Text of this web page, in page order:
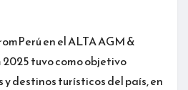
en el ALTA AGM &
tuvo como objetivo
destinos turísticos del país, en